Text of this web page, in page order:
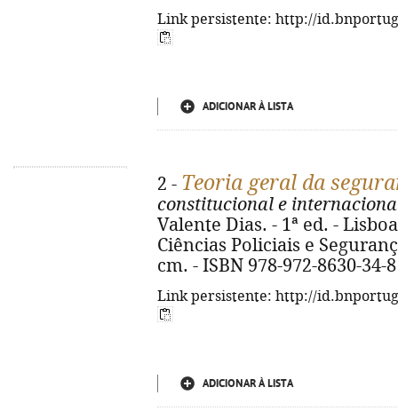
Link persistente: http://
ADICIONAR À LISTA
2 - Teoria geral da
constitucional e
Valente Dias. - 1ª ed. -
Ciências Policiais e
cm. - ISBN 978-972-8630-34-8
Link persistente: http://
ADICIONAR À LISTA